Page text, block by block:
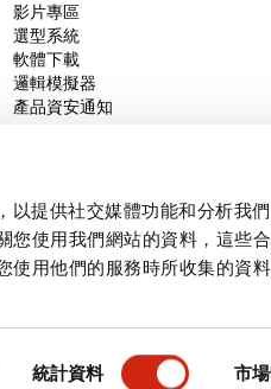
以提供社交媒體功能和分析我
您使用我們網站的資料，這些
用他們的服務時所收集的資料
統計資料 市
產品詳情 主要特點 規格
影片專區
選型系統
軟體下載
邏輯模擬器
產品資安通知